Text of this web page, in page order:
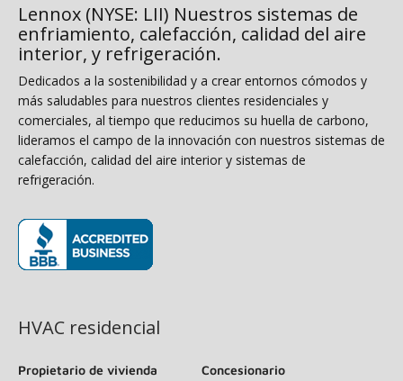
Lennox (NYSE: LII) Nuestros sistemas de
enfriamiento, calefacción, calidad del aire
interior, y refrigeración.
Dedicados a la sostenibilidad y a crear entornos cómodos y
más saludables para nuestros clientes residenciales y
comerciales, al tiempo que reducimos su huella de carbono,
lideramos el campo de la innovación con nuestros sistemas de
calefacción, calidad del aire interior y sistemas de
refrigeración.
HVAC residencial
Propietario de vivienda
Concesionario